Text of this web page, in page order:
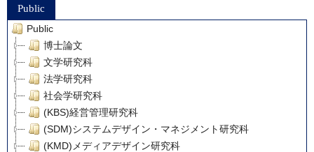
Public
Public
博士論文
文学研究科
法学研究科
社会学研究科
(KBS)経営管理研究科
(SDM)システムデザイン・マネジメント研究科
(KMD)メディアデザイン研究科